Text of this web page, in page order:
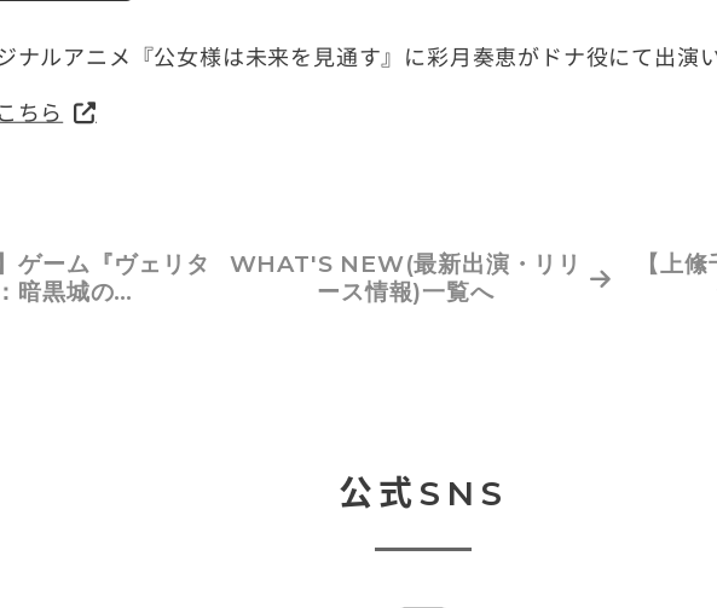
ナルアニメ『公女様は未来を見通す』に彩月奏恵がドナ役にて出演
こちら
ゲーム『ヴェリタ
暗黒城の…
WHAT'S NEW(最新出演・リリ
ース情報)一覧へ
【上
公式SNS